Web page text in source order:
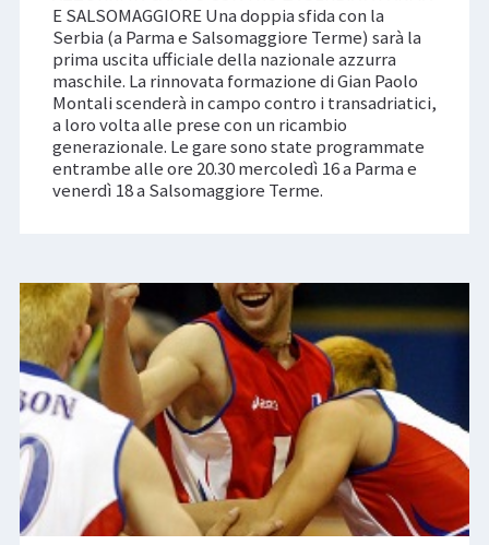
E SALSOMAGGIORE Una doppia sfida con la
Serbia (a Parma e Salsomaggiore Terme) sarà la
prima uscita ufficiale della nazionale azzurra
maschile. La rinnovata formazione di Gian Paolo
Montali scenderà in campo contro i transadriatici,
a loro volta alle prese con un ricambio
generazionale. Le gare sono state programmate
entrambe alle ore 20.30 mercoledì 16 a Parma e
venerdì 18 a Salsomaggiore Terme.